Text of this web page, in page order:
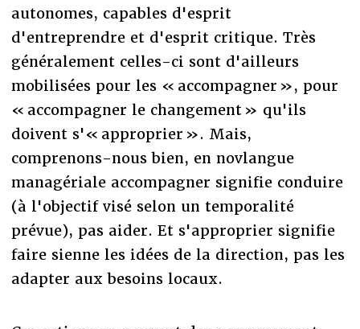
autonomes, capables d'esprit
d'entreprendre et d'esprit critique. Très
généralement celles-ci sont d'ailleurs
mobilisées pour les « accompagner », pour
« accompagner le changement » qu'ils
doivent s'« approprier ». Mais,
comprenons-nous bien, en novlangue
managériale accompagner signifie conduire
(à l'objectif visé selon un temporalité
prévue), pas aider. Et s'approprier signifie
faire sienne les idées de la direction, pas les
adapter aux besoins locaux.